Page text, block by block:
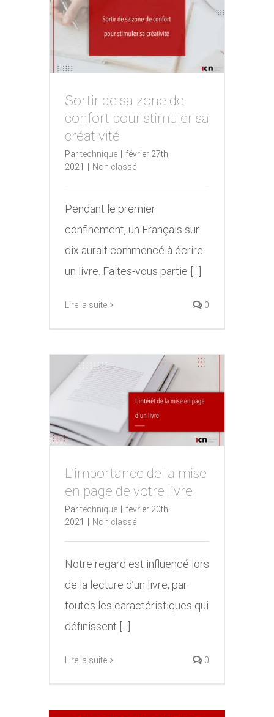
Sortir de sa zone de confort
pour stimuler sa créativité
Sortir de sa zone de
confort pour stimuler sa
créativité
Partechnique
février 27th,
2021
Non classé
Pendant le premier
confinement, un Français sur
dix aurait commencé à écrire
un livre. Faites-vous partie [...]
Lire la suite 0
L’importance de la mise en
page de votre livre
L’importance de la mise
en page de votre livre
Partechnique
février 20th,
2021
Non classé
Notre regard est influencé lors
de la lecture d’un livre, par
toutes les caractéristiques qui
définissent [...]
Lire la suite 0